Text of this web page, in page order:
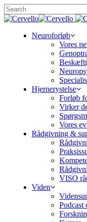
Skip
to
content
Close
Neuroforløb
Vores
Hjernerystelse
Forløb
Virker
Vores
Rådgivning &
VISO
Viden
Podcast